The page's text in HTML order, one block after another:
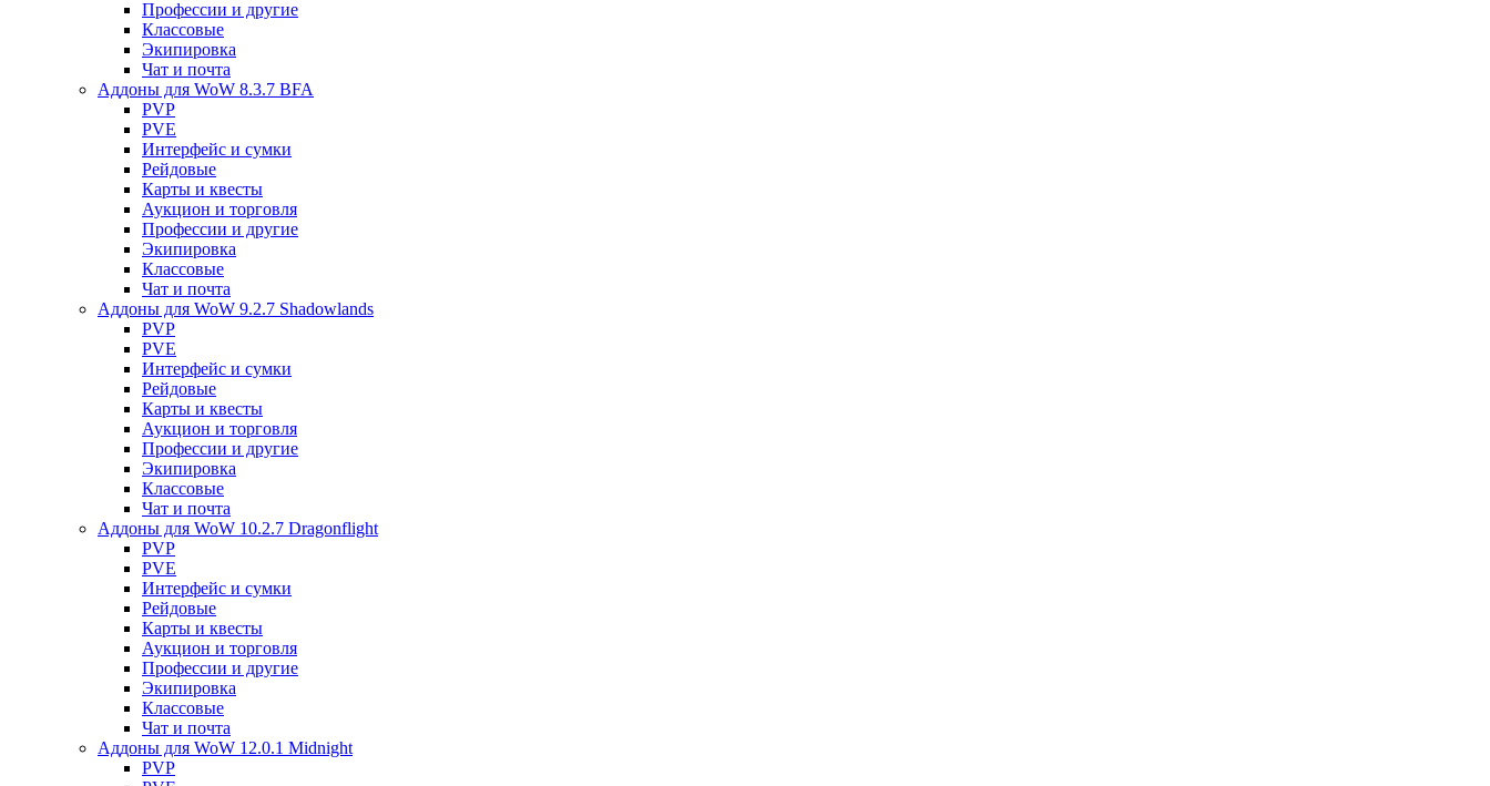
Профессии и другие
Классовые
Экипировка
Чат и почта
Аддоны для WoW 8.3.7 BFA
PVP
PVE
Интерфейс и сумки
Рейдовые
Карты и квесты
Аукцион и торговля
Профессии и другие
Экипировка
Классовые
Чат и почта
Аддоны для WoW 9.2.7 Shadowlands
PVP
PVE
Интерфейс и сумки
Рейдовые
Карты и квесты
Аукцион и торговля
Профессии и другие
Экипировка
Классовые
Чат и почта
Аддоны для WoW 10.2.7 Dragonflight
PVP
PVE
Интерфейс и сумки
Рейдовые
Карты и квесты
Аукцион и торговля
Профессии и другие
Экипировка
Классовые
Чат и почта
Аддоны для WoW 12.0.1 Midnight
PVP